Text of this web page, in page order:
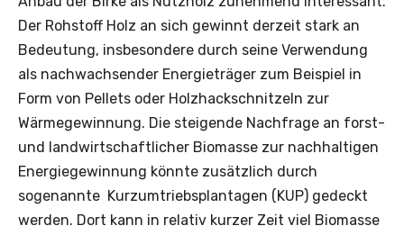
Der Rohstoff Holz an sich gewinnt derzeit stark an
Bedeutung, insbesondere durch seine Verwendung
als nachwachsender Energieträger zum Beispiel in
Form von Pellets oder Holzhackschnitzeln zur
Wärmegewinnung. Die steigende Nachfrage an forst-
und landwirtschaftlicher Biomasse zur nachhaltigen
Energiegewinnung könnte zusätzlich durch
sogenannte Kurzumtriebsplantagen (KUP) gedeckt
werden. Dort kann in relativ kurzer Zeit viel Biomasse